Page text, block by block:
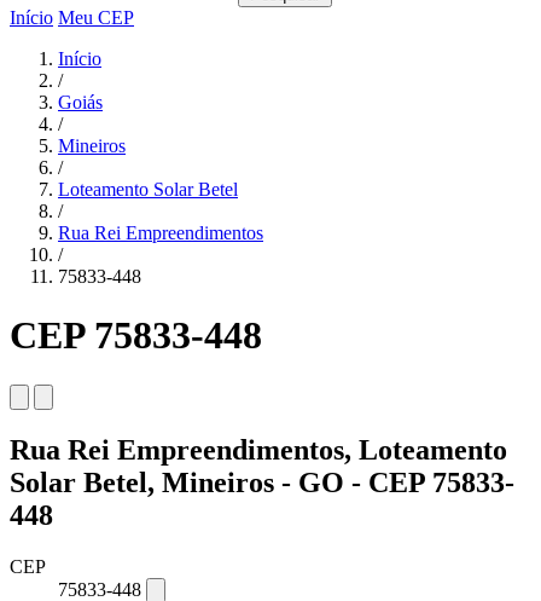
Início Meu CEP
Início
/
Goiás
/
Mineiros
/
Loteamento Solar Betel
/
Rua Rei Empreendimentos
/
75833-448
CEP 75833-448
Rua Rei Empreendimentos, Loteamento
Solar Betel, Mineiros - GO - CEP 75833-
448
CEP
75833-448